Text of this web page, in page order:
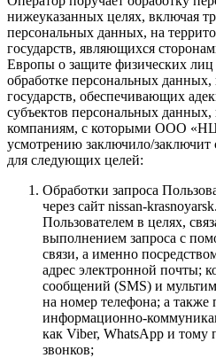
нижеуказанных целях, включая
персональных данных, на
государств, являющихся
Европы о защите физических
обработке персональных
государств, обеспечивающих
субъектов персональных
компаниям, с которыми ООО
усмотрению заключило/заключит
для следующих целей:
Обработки запроса
через сайт nissan-
Пользователем в целях,
выполнением запроса с
связи, а именно
адрес электронной почты;
сообщений (SMS) и
на номер телефона; а также
информационно-
как Viber, WhatsApp и
звонков;